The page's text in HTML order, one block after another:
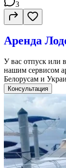
3
Аренда
У вас отпуск или
нашим сервисом
Белорусам и
Консультация